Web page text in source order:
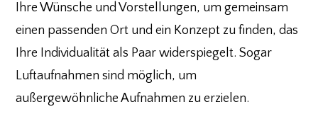
Ihre Wünsche und Vorstellungen, um gemeinsam
einen passenden Ort und ein Konzept zu finden, das
Ihre Individualität als Paar widerspiegelt. Sogar
Luftaufnahmen sind möglich, um
außergewöhnliche Aufnahmen zu erzielen.